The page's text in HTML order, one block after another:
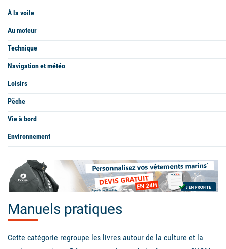
À la voile
Au moteur
Technique
Navigation et météo
Loisirs
Pêche
Vie à bord
Environnement
Manuels pratiques
Cette catégorie regroupe les livres autour de la culture et la